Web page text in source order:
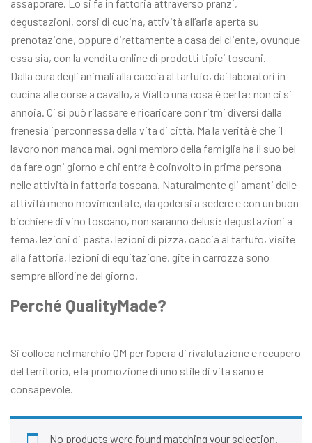
assaporare. Lo si fa in fattoria attraverso pranzi,
degustazioni, corsi di cucina, attività all’aria aperta su
prenotazione, oppure direttamente a casa del cliente, ovunque
essa sia, con la vendita online di prodotti tipici toscani.
Dalla cura degli animali alla caccia al tartufo, dai laboratori in
cucina alle corse a cavallo, a Vialto una cosa è certa: non ci si
annoia. Ci si può rilassare e ricaricare con ritmi diversi dalla
frenesia iperconnessa della vita di città. Ma la verità è che il
lavoro non manca mai, ogni membro della famiglia ha il suo bel
da fare ogni giorno e chi entra è coinvolto in prima persona
nelle attività in fattoria toscana. Naturalmente gli amanti delle
attività meno movimentate, da godersi a sedere e con un buon
bicchiere di vino toscano, non saranno delusi: degustazioni a
tema, lezioni di pasta, lezioni di pizza, caccia al tartufo, visite
alla fattoria, lezioni di equitazione, gite in carrozza sono
sempre all’ordine del giorno.
Perché QualityMade?
Si colloca nel marchio QM per l’opera di rivalutazione e recupero
del territorio, e la promozione di uno stile di vita sano e
consapevole.
No products were found matching your selection.